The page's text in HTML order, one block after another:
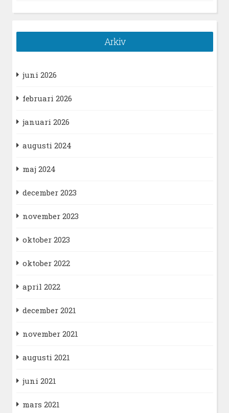
Arkiv
juni 2026
februari 2026
januari 2026
augusti 2024
maj 2024
december 2023
november 2023
oktober 2023
oktober 2022
april 2022
december 2021
november 2021
augusti 2021
juni 2021
mars 2021